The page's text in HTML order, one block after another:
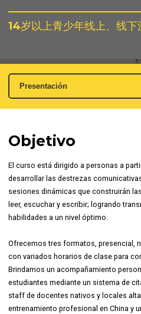
14岁以上青少年线上、线下
Objetivo
El curso está dirigido a personas a
desarrollar las destrezas
sesiones dinámicas que construirán
leer, escuchar y escribir; logrando
habilidades a un nivel óptimo.
Ofrecemos tres formatos, presencial,
con variados horarios de clase para
Brindamos un acompañamiento
estudiantes mediante un sistema de
staff de docentes nativos y locales
entrenamiento profesional en China y